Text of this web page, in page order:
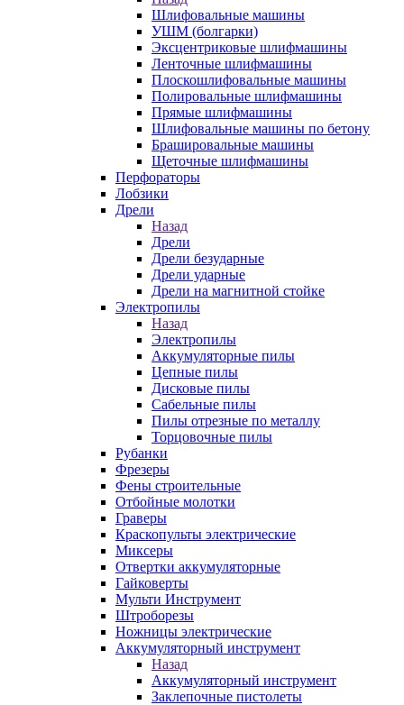
Шлифовальные машины
УШМ (болгарки)
Эксцентриковые шлифмашины
Ленточные шлифмашины
Плоскошлифовальные машины
Полировальные шлифмашины
Прямые шлифмашины
Шлифовальные машины по бетону
Брашировальные машины
Щеточные шлифмашины
Перфораторы
Лобзики
Дрели
Назад
Дрели
Дрели безударные
Дрели ударные
Дрели на магнитной стойке
Электропилы
Назад
Электропилы
Аккумуляторные пилы
Цепные пилы
Дисковые пилы
Сабельные пилы
Пилы отрезные по металлу
Торцовочные пилы
Рубанки
Фрезеры
Фены строительные
Отбойные молотки
Граверы
Краскопульты электрические
Миксеры
Отвертки аккумуляторные
Гайковерты
Мульти Инструмент
Штроборезы
Ножницы электрические
Аккумуляторный инструмент
Назад
Аккумуляторный инструмент
Заклепочные пистолеты